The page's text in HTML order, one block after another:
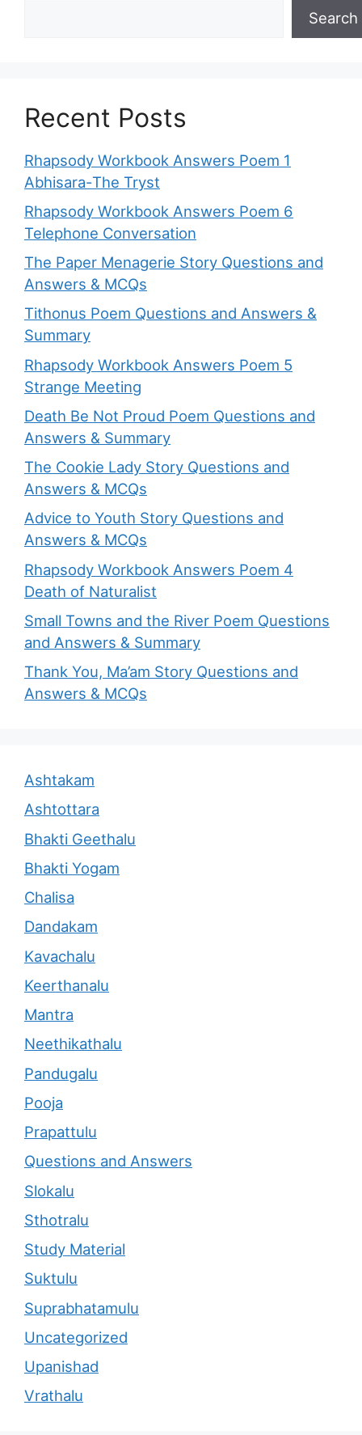
Search
Recent Posts
Rhapsody Workbook Answers Poem 1
Abhisara-The Tryst
Rhapsody Workbook Answers Poem 6
Telephone Conversation
The Paper Menagerie Story Questions and
Answers & MCQs
Tithonus Poem Questions and Answers &
Summary
Rhapsody Workbook Answers Poem 5
Strange Meeting
Death Be Not Proud Poem Questions and
Answers & Summary
The Cookie Lady Story Questions and
Answers & MCQs
Advice to Youth Story Questions and
Answers & MCQs
Rhapsody Workbook Answers Poem 4
Death of Naturalist
Small Towns and the River Poem Questions
and Answers & Summary
Thank You, Ma’am Story Questions and
Answers & MCQs
Ashtakam
Ashtottara
Bhakti Geethalu
Bhakti Yogam
Chalisa
Dandakam
Kavachalu
Keerthanalu
Mantra
Neethikathalu
Pandugalu
Pooja
Prapattulu
Questions and Answers
Slokalu
Sthotralu
Study Material
Suktulu
Suprabhatamulu
Uncategorized
Upanishad
Vrathalu